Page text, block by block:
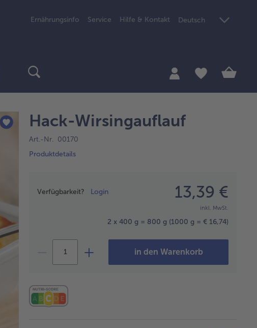
Ernährungsinfo Service Hilfe & Kontakt Deutsch
Hack-Wirsingauflauf
Art.-Nr. 00170
Produktdetails
Verfügbarkeit? Login 13,39 €
inkl. MwSt.
2 x 400 g = 800 g (1000 g = € 16,74)
in den Warenkorb